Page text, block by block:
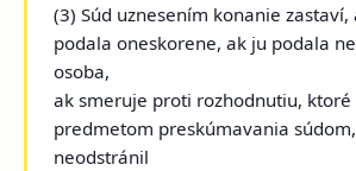
(3) Súd uznesením konanie zastaví,
podala oneskorene, ak ju podala
osoba,
ak smeruje proti rozhodnutiu,
predmetom preskúmavania
neodstránil